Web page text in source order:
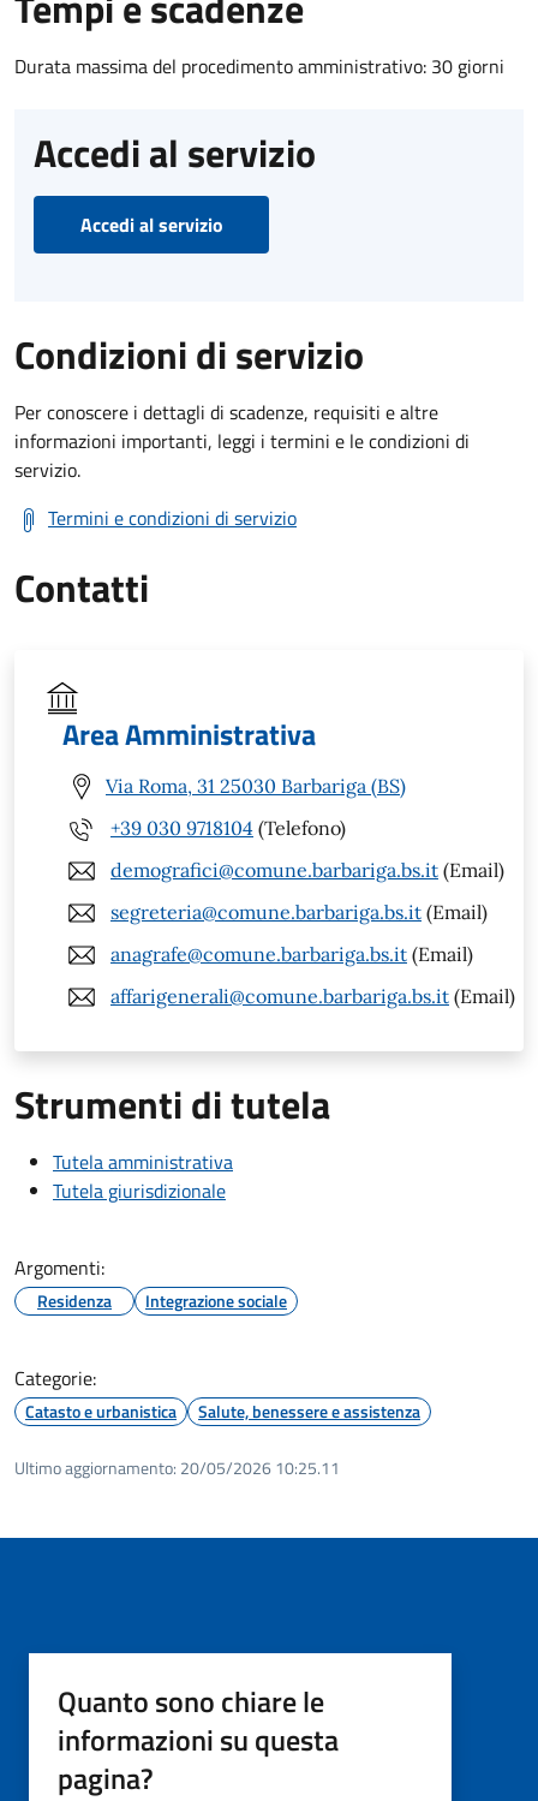
Durata massima del procedimento amministrativo: 30 giorni
Accedi al servizio
Accedi al servizio
Condizioni di servizio
Per conoscere i dettagli di scadenze, requisiti e altre
informazioni importanti, leggi i termini e le condizioni di
servizio.
Termini e condizioni di servizio
Contatti
Area Amministrativa
Via Roma, 31 25030 Barbariga (BS)
+39 030 9718104 (Telefono)
demografici@comune.barbariga.bs.it (Email)
segreteria@comune.barbariga.bs.it (Email)
anagrafe@comune.barbariga.bs.it (Email)
affarigenerali@comune.barbariga.bs.it (Email)
Strumenti di tutela
Tutela amministrativa
Tutela giurisdizionale
Argomenti:
Residenza Integrazione sociale
Categorie:
Catasto e urbanistica Salute, benessere e assistenza
Ultimo aggiornamento: 20/05/2026 10:25.11
Quanto sono chiare le
informazioni su questa
pagina?